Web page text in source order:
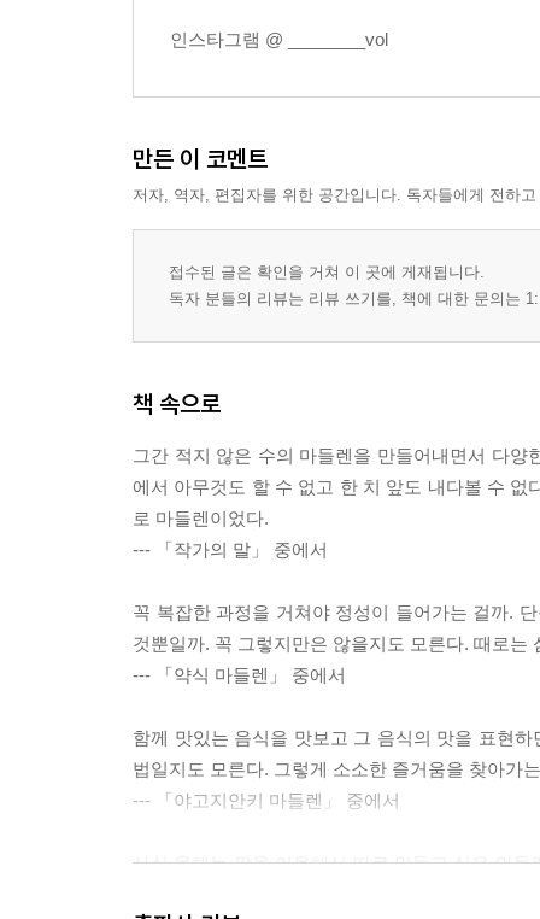
인스타그램 @ ________vol
만든 이 코멘트
저자, 역자, 편집자를 위한 공간입니다. 독자들에게 전하
접수된 글은 확인을 거쳐 이 곳에 게재됩니다.
독자 분들의 리뷰는 리뷰 쓰기를, 책에 대한 문의는
책 속으로
그간 적지 않은 수의 마들렌을 만들어내면서 다
에서 아무것도 할 수 없고 한 치 앞도 내다볼 수
로 마들렌이었다.
--- 「작가의 말」 중에서
꼭 복잡한 과정을 거쳐야 정성이 들어가는 걸까.
것뿐일까. 꼭 그렇지만은 않을지도 모른다. 때로
--- 「약식 마들렌」 중에서
함께 맛있는 음식을 맛보고 그 음식의 맛을 표현
법일지도 모른다. 그렇게 소소한 즐거움을 찾아가
--- 「야고지안키 마들렌」 중에서
사실 올해는 팥을 이용해서 따로 만들고 싶은 마